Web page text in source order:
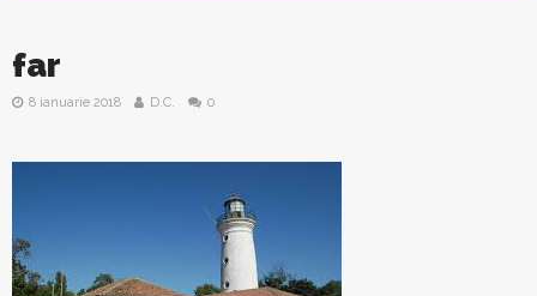
far
8 ianuarie 2018 D.C. 0